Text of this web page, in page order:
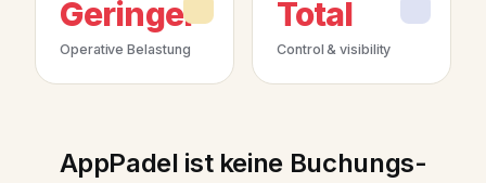
Geringer
Operative Belastung
Total
Control & visibility
AppPadel ist keine Buchungs-